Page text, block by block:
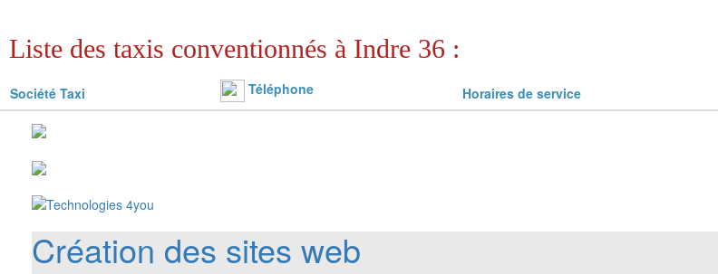
Liste des taxis conventionnés à Indre 36 :
Société Taxi Téléphone Horaires de service
Création des sites web